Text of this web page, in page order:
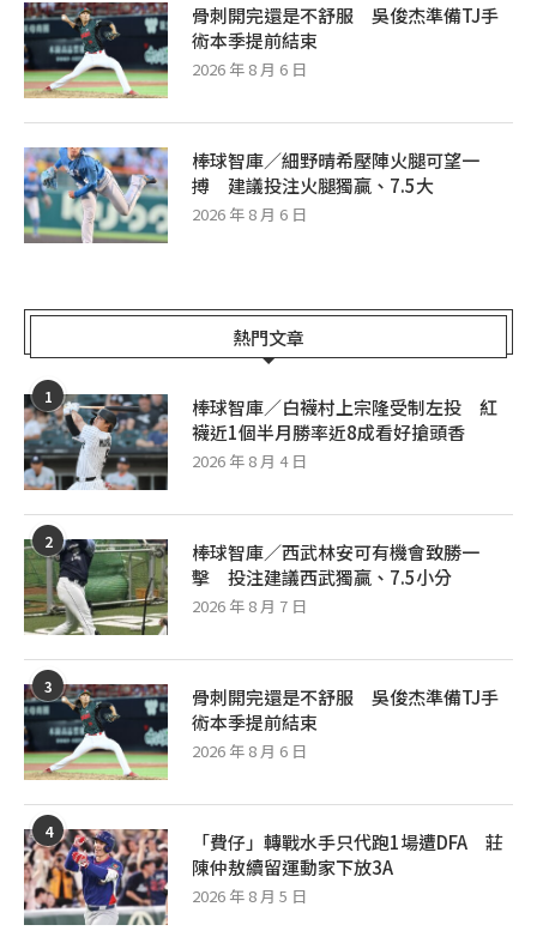
骨刺開完還是不舒服 吳俊杰準備TJ手
術本季提前結束
2026 年 8 月 6 日
棒球智庫／細野晴希壓陣火腿可望一
搏 建議投注火腿獨贏、7.5大
2026 年 8 月 6 日
熱門文章
1
棒球智庫／白襪村上宗隆受制左投 紅
襪近1個半月勝率近8成看好搶頭香
2026 年 8 月 4 日
2
棒球智庫／西武林安可有機會致勝一
擊 投注建議西武獨贏、7.5小分
2026 年 8 月 7 日
3
骨刺開完還是不舒服 吳俊杰準備TJ手
術本季提前結束
2026 年 8 月 6 日
4
「費仔」轉戰水手只代跑1場遭DFA 莊
陳仲敖續留運動家下放3A
2026 年 8 月 5 日